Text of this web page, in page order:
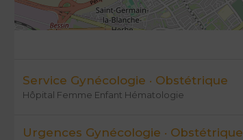
Service Gynécologie · Obstétrique
Hôpital Femme Enfant Hématologie
Urgences Gynécologie · Obstétrique